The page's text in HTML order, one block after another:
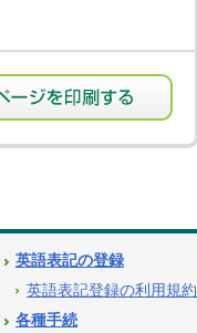
英語表記の登録
英語表記登録の利用規約
各種手続